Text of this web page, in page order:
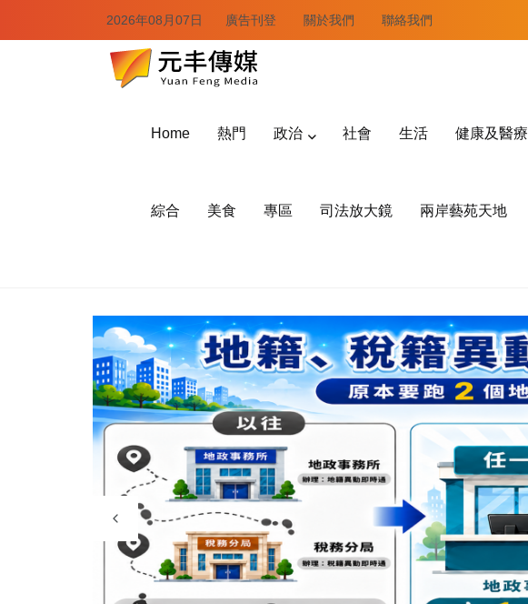
2026年08月07日 廣告刊登 關於我們 聯絡我們
Home 熱門 政治 社會 生活 健康及醫療
綜合 美食 專區 司法放大鏡 兩岸藝苑天地